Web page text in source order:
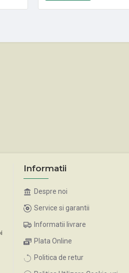
Informatii
Despre noi
Service si garantii
Informatii livrare
Plata Online
Politica de retur